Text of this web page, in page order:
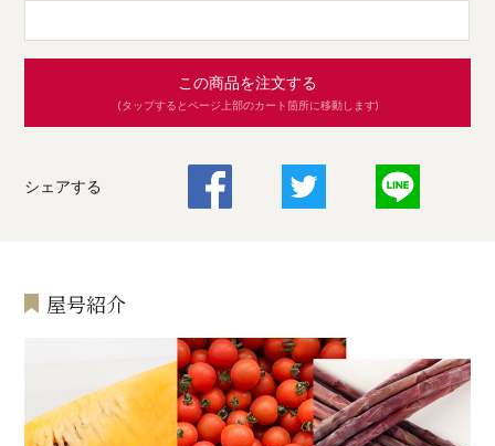
この商品を注文する
(タップするとページ上部のカート箇所に移動します)
シェアする
屋号紹介